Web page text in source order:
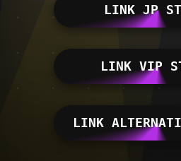
LINK JP
LINK VIP
LINK